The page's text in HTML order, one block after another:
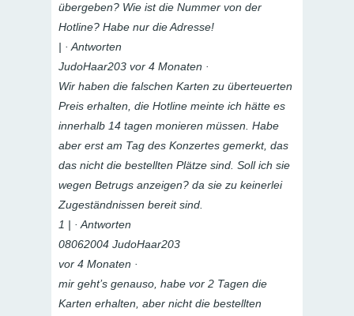
übergeben? Wie ist die Nummer von der
Hotline? Habe nur die Adresse!
| · Antworten
JudoHaar203 vor 4 Monaten ·
Wir haben die falschen Karten zu überteuerten
Preis erhalten, die Hotline meinte ich hätte es
innerhalb 14 tagen monieren müssen. Habe
aber erst am Tag des Konzertes gemerkt, das
das nicht die bestellten Plätze sind. Soll ich sie
wegen Betrugs anzeigen? da sie zu keinerlei
Zugeständnissen bereit sind.
1 | · Antworten
08062004 JudoHaar203
vor 4 Monaten ·
mir geht’s genauso, habe vor 2 Tagen die
Karten erhalten, aber nicht die bestellten